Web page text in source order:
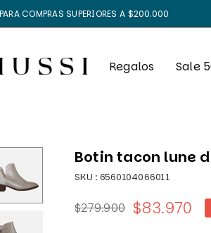
COMPRAS SUPERIORES A $200.000
Regalos Sale
Botin tacon lune
SKU : 6560104066011
Precio
$279.900 $83.970